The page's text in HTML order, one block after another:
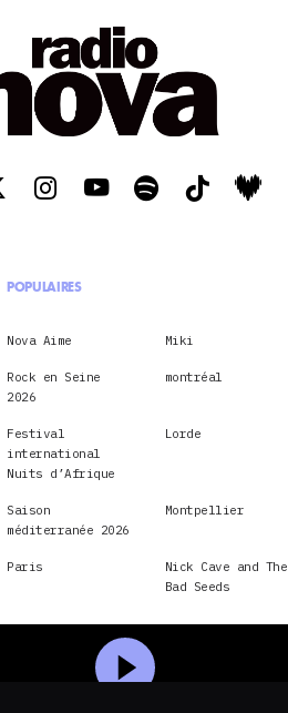
POPULAIRES
Nova Aime Miki
Rock en Seine
2026
montréal
Festival
international
Nuits d’Afrique
Lorde
Saison
méditerranée 2026
Montpellier
Paris
Nick Cave and The
Bad Seeds